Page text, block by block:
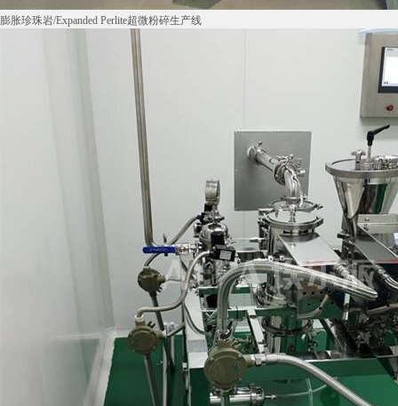
膨胀珍珠岩/Expanded Perlite超微粉碎生产线